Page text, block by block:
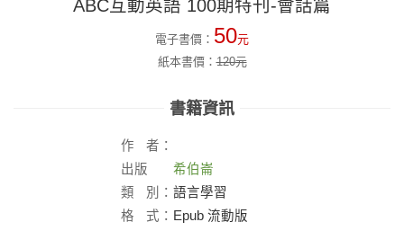
ABC互動英語 100期特刊-會話篇
電子書價： 50元
紙本書價：120元
書籍資訊
作
者：
出版
社：
希伯崙
類
別： 語言學習
格
式： Epub 流動版